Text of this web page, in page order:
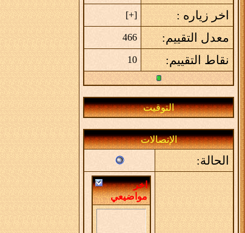
اخر زياره : [
+
]
معدل التقييم: 466
نقاط التقييم: 10
التوقيت
الإتصالات
الحالة:
اخر
مواضيعي